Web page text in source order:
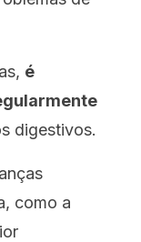
é
digestivos.
como a